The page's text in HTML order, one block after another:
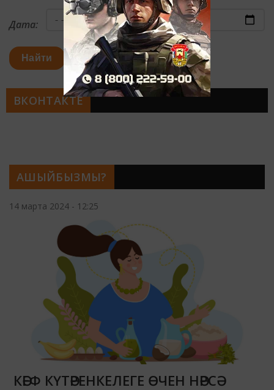
АШЫЙБЫЗМЫ?
14 марта 2024 - 12:25
КӘЕФ КҮТӘРЕНКЕЛЕГЕ ӨЧЕН НӘРСӘ
Дата:
Найти
ВКОНТАКТЕ